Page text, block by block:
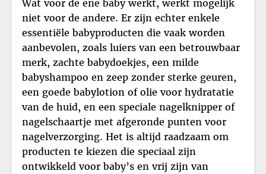
Wat voor de ene baby werkt, werkt mogelijk
niet voor de andere. Er zijn echter enkele
essentiële babyproducten die vaak worden
aanbevolen, zoals luiers van een betrouwbaar
merk, zachte babydoekjes, een milde
babyshampoo en zeep zonder sterke geuren,
een goede babylotion of olie voor hydratatie
van de huid, en een speciale nagelknipper of
nagelschaartje met afgeronde punten voor
nagelverzorging. Het is altijd raadzaam om
producten te kiezen die speciaal zijn
ontwikkeld voor baby’s en vrij zijn van